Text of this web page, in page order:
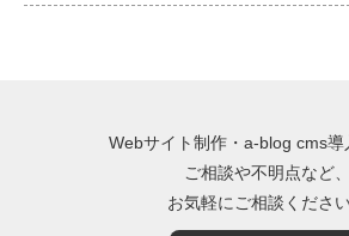
Webサイト制作・a-blog cms導
ご相談や不明点など、
お気軽にご相談ください